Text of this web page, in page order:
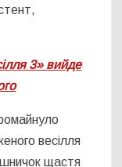
3» вийде
весілля
щастя